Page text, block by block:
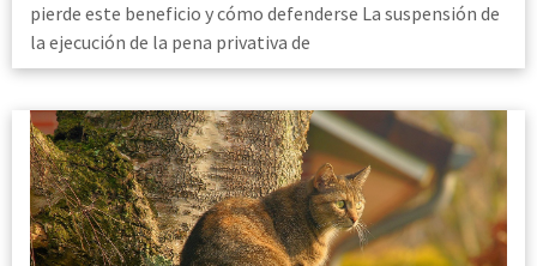
pierde este beneficio y cómo defenderse La suspensión de
la ejecución de la pena privativa de